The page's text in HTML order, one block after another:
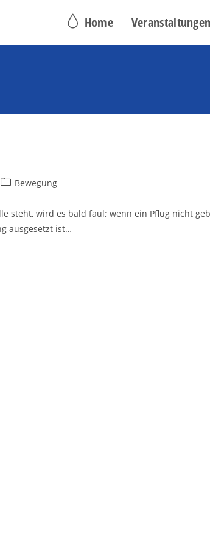
Home Veranstaltungen
Bewegung
steht, wird es bald faul; wenn ein Pflug nicht
ausgesetzt ist…